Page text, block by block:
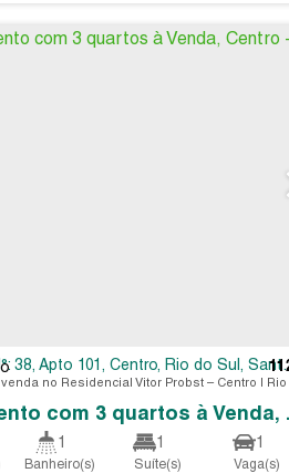
38, Apto 101 , Centro, Rio do Sul , Santa Catarina
1
Banheiro(s)
1
Suíte(s)
1
Vaga(s)